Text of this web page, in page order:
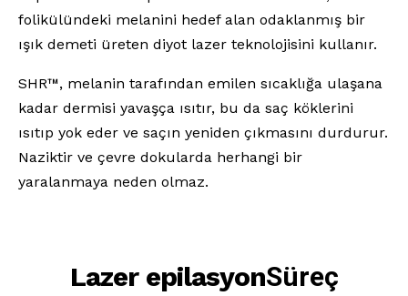
folikülündeki melanini hedef alan odaklanmış bir
ışık demeti üreten diyot lazer teknolojisini kullanır.
SHR™, melanin tarafından emilen sıcaklığa ulaşana
kadar dermisi yavaşça ısıtır, bu da saç köklerini
ısıtıp yok eder ve saçın yeniden çıkmasını durdurur.
Naziktir ve çevre dokularda herhangi bir
yaralanmaya neden olmaz.
Lazer epilasyonSüreç